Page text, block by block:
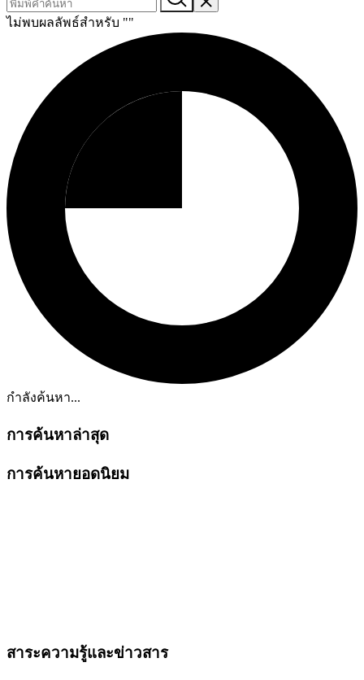
ไม่พบผลลัพธ์สำหรับ ""
กำลังค้นหา...
การค้นหาล่าสุด
การค้นหายอดนิยม
สาระความรู้และข่าวสาร